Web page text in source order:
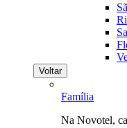
Voltar
Família
Na Novotel,